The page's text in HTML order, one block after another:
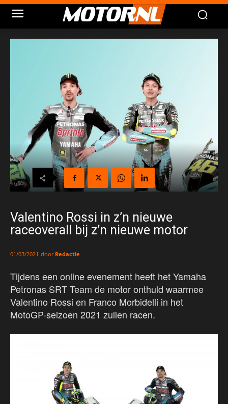
Valentino Rossi in z’n nieuwe
raceoverall bij z’n nieuwe motor
01/03/2021 door Redactie
Tijdens een online evenement heeft het Yamaha
Petronas SRT Team de motor onthuld waarmee
Valentino Rossi en Franco Morbidelli in het
MotoGP-seizoen 2021 zullen racen.